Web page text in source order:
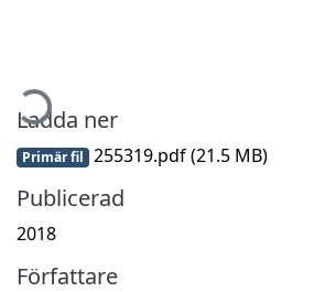
Ladda ner
Primär fil 255319.pdf(21.5 MB)
Publicerad
2018
Författare